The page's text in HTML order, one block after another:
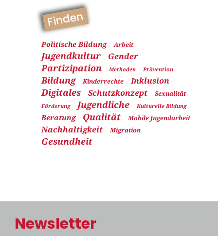
Finden
Politische Bildung Arbeit
Jugendkultur Gender
Partizipation Methoden Prävention
Bildung Kinderrechte Inklusion
Digitales Schutzkonzept Sexualität
Förderung Jugendliche Kulturelle Bildung
Beratung Qualität Mobile Jugendarbeit
Nachhaltigkeit Migration
Gesundheit
Newsletter